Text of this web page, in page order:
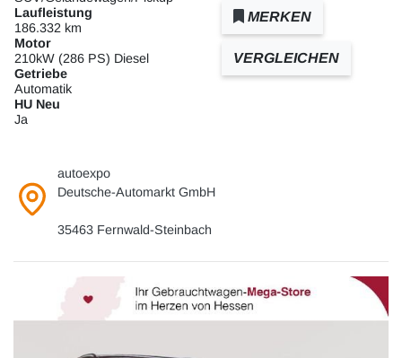
Laufleistung
186.332 km
Motor
210kW (286 PS) Diesel
Getriebe
Automatik
HU Neu
Ja
MERKEN
VERGLEICHEN
autoexpo
Deutsche-Automarkt GmbH
35463 Fernwald-Steinbach